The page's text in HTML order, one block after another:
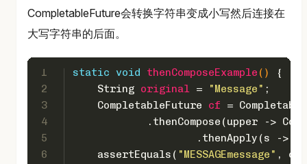
CompletableFuture会转换字符串变成小写然后连接在
大写字符串的后面。
1
2
3
4
5
6
static void thenComposeExample ()
{
String original = "Message" ;
CompletableFuture
cf =
.thenCompose(upper ->
.thenApply(s ->
    assertEquals(
"MESSAGEmessage" ,